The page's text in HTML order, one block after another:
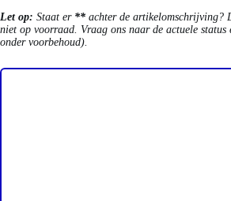
Let op: Staat er ** achter de artikelomschrijving?
niet op voorraad. Vraag ons naar de actuele
onder voorbehoud).